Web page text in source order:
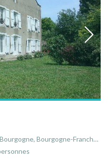
Bourgogne-Franche-Comté, France